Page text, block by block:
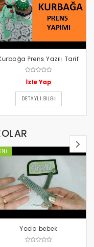
Prens Yazılı Tarif
İzle Yap
DETAYLI BILGI
Yoda bebek